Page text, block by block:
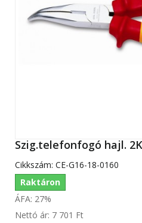
Szig.telefonfogó hajl.
Cikkszám: CE-G16-18-0160
Raktáron
ÁFA: 27%
Nettó ár: 7 701 Ft‎